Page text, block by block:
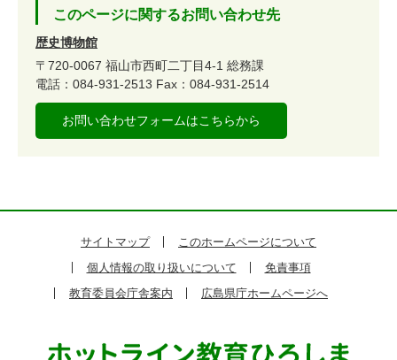
このページに関するお問い合わせ先
歴史博物館
〒720-0067 福山市西町二丁目4-1 総務課
電話：084-931-2513 Fax：084-931-2514
お問い合わせフォームはこちらから
サイトマップ
このホームページについて
個人情報の取り扱いについて
免責事項
教育委員会庁舎案内
広島県庁ホームページへ